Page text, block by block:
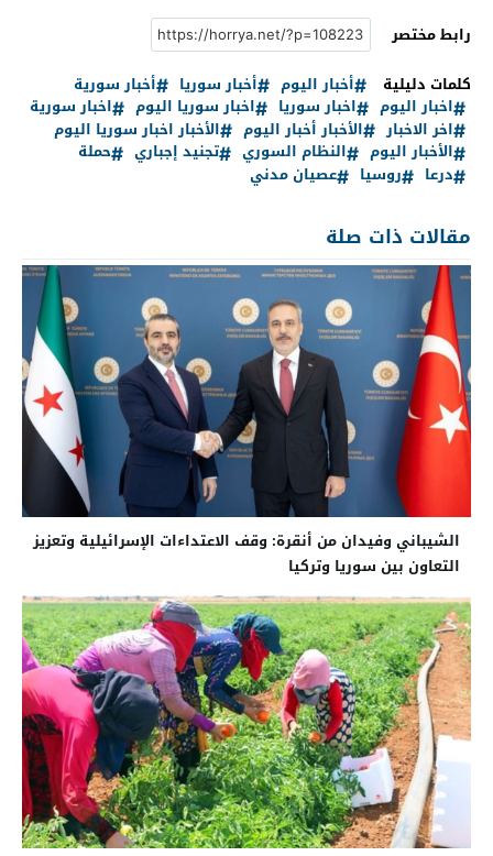
رابط مختصر
كلمات دليلية
أخبار اليوم أخبار سوريا
أخبار سورية
اخبار اليوم
اخبار سوريا اخبار سوريا اليوم
اخبار سورية
اخر الاخبار
الأخبار أخبار اليوم
الأخبار اخبار سوريا اليوم
الأخبار اليوم
النظام السوري تجنيد إجباري
حملة
درعا
روسيا عصيان مدني
مقالات ذات صلة
الشيباني وفيدان من أنقرة: وقف الاعتداءات الإسرائيلية وتعزيز
التعاون بين سوريا وتركيا